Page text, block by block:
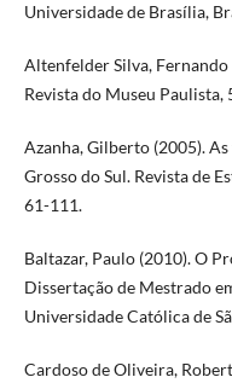
Universidade de Brasília,
Altenfelder Silva,
Revista do Museu Paulista,
Azanha, Gilberto (2005).
Grosso do Sul. Revista de
61-111.
Baltazar, Paulo (2010). O
Dissertação de Mestrado
Universidade Católica de
Cardoso de Oliveira,